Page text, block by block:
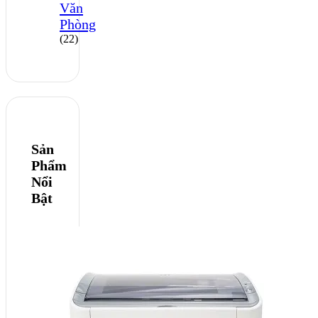
Văn
Phòng
(22)
Sản
Phẩm
Nổi
Bật